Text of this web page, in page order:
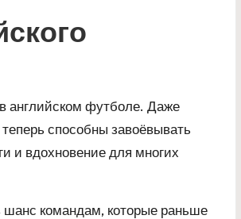
английском футболе. Даже
способны завоёвывать
и вдохновение для многих
шанс командам, которые раньше